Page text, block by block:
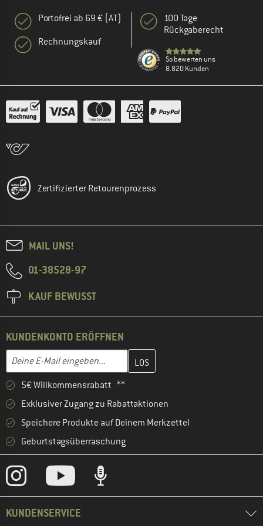
Portofrei ab 69 € (AT)
Rechnungskauf
100 Tage
Rückgaberecht
So bewerten uns
8.820 Kunden
Zertifizierter Retourenprozess
MAIL UNS!
01-38528-97
KAUF BEWUSST
KUNDENKONTO ERÖFFNEN
E-Mail-Adresse
Gib hier deine E-Mail-Adresse ein und erstelle im nächsten
5€ Willkommensrabatt **
Exklusiver Zugang zu Rabattaktionen
Speichere Produkte auf Deinem Merkzettel
Geburtstagsüberraschung
KUNDENSERVICE